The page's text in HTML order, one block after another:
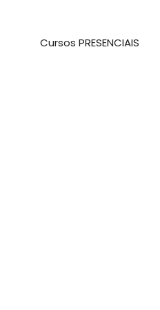
Cursos PRESENCIAIS